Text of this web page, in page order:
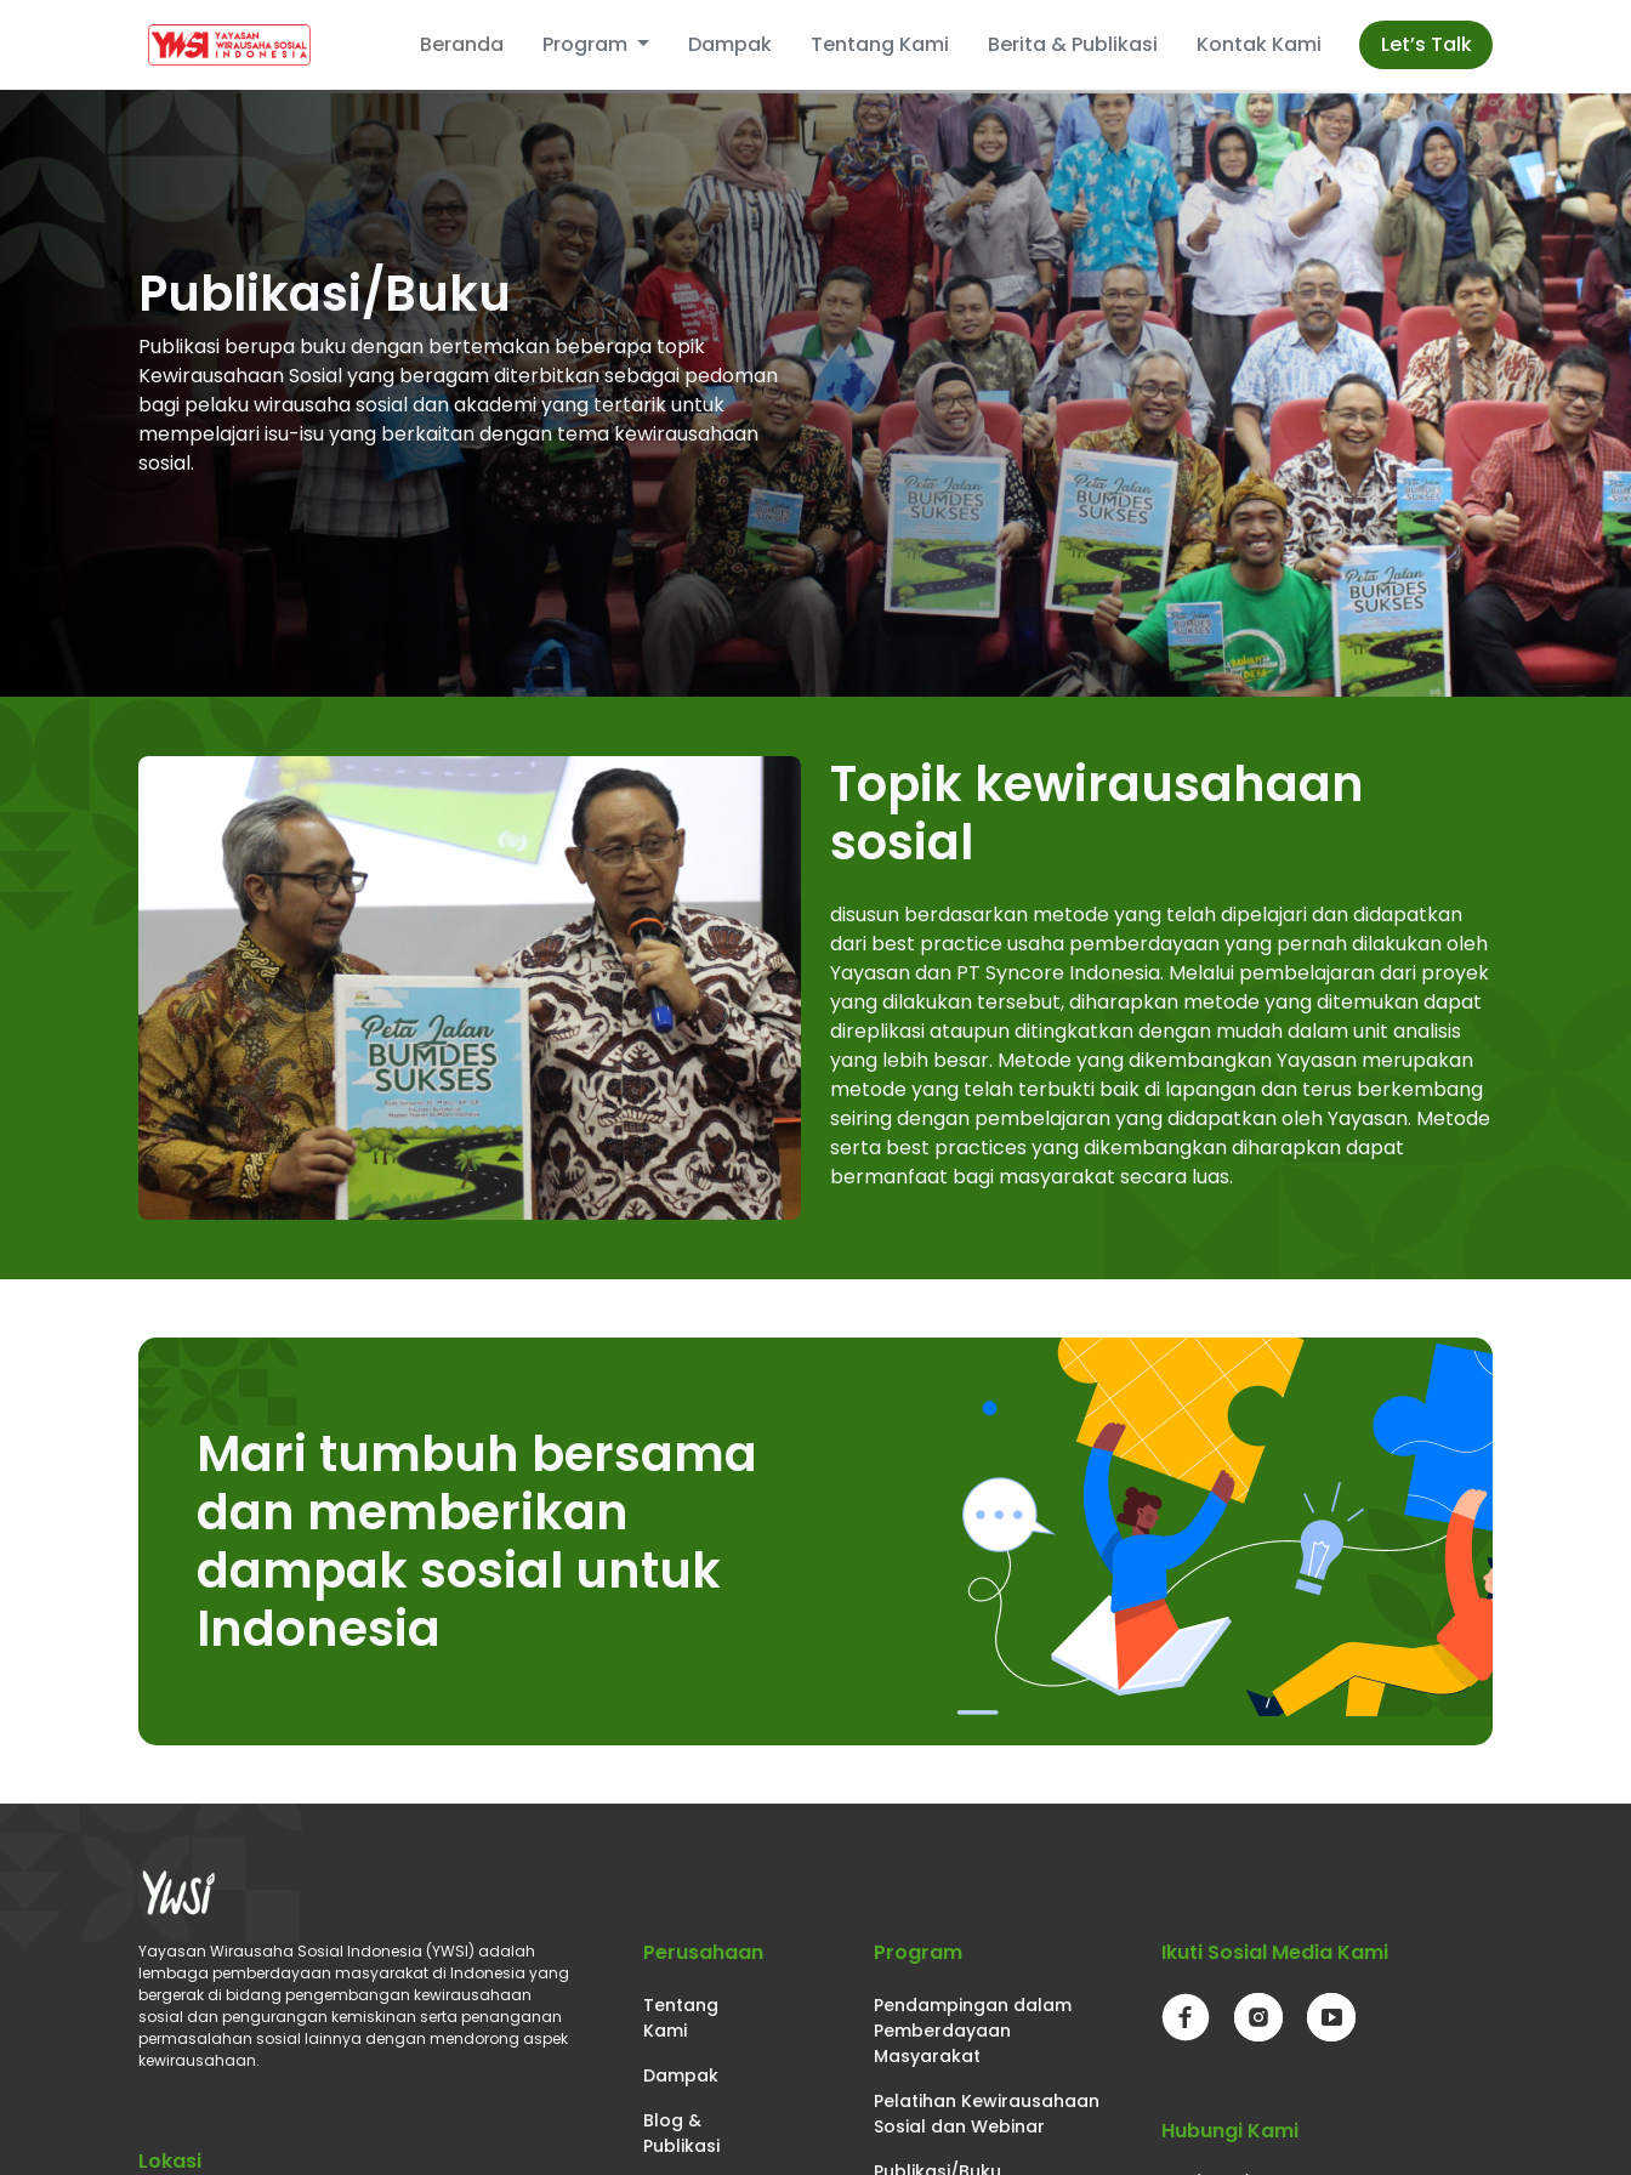
Beranda Program Dampak Tentang Kami Berita & Publikasi Kontak Kami Let’s Talk
Publikasi/Buku
Publikasi berupa buku dengan bertemakan beberapa topik
Kewirausahaan Sosial yang beragam diterbitkan sebagai pedoman
bagi pelaku wirausaha sosial dan akademi yang tertarik untuk
mempelajari isu-isu yang berkaitan dengan tema kewirausahaan
sosial.
Topik kewirausahaan
sosial
disusun berdasarkan metode yang telah dipelajari dan didapatkan
dari best practice usaha pemberdayaan yang pernah dilakukan oleh
Yayasan dan PT Syncore Indonesia. Melalui pembelajaran dari proyek
yang dilakukan tersebut, diharapkan metode yang ditemukan dapat
direplikasi ataupun ditingkatkan dengan mudah dalam unit analisis
yang lebih besar. Metode yang dikembangkan Yayasan merupakan
metode yang telah terbukti baik di lapangan dan terus berkembang
seiring dengan pembelajaran yang didapatkan oleh Yayasan. Metode
serta best practices yang dikembangkan diharapkan dapat
bermanfaat bagi masyarakat secara luas.
Mari tumbuh bersama
dan memberikan
dampak sosial untuk
Indonesia
Yayasan Wirausaha Sosial Indonesia (YWSI) adalah
lembaga pemberdayaan masyarakat di Indonesia yang
bergerak di bidang pengembangan kewirausahaan
sosial dan pengurangan kemiskinan serta penanganan
permasalahan sosial lainnya dengan mendorong aspek
kewirausahaan.
Lokasi
Perusahaan
Tentang
Kami
Dampak
Blog &
Publikasi
Program
Pendampingan dalam
Pemberdayaan
Masyarakat
Pelatihan Kewirausahaan
Sosial dan Webinar
Ikuti Sosial Media Kami
Hubungi Kami